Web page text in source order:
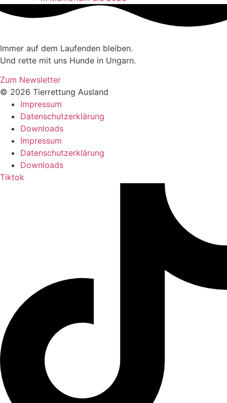
Immer auf dem Laufenden bleiben.
Und rette mit uns Hunde in Ungarn.
Zum Newsletter
© 2026 Tierrettung Ausland
Impressum
Datenschutzerklärung
Downloads
Impressum
Datenschutzerklärung
Downloads
Tiktok